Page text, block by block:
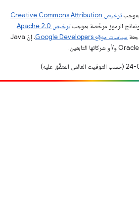
ترخيص Creative Commons Attribution
الرموز مرخّصة بموجبترخيص Apache 2.0‏
.
سياسات موقع Google Developers‏
. إنّ Java